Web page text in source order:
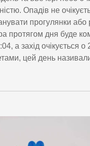
Опадів не
прогулянки або
протягом дня буде
а захід очікується о
цей день